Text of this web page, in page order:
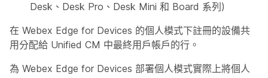
Desk、Desk Pro、Desk Mini 和 Board 系列)
在 Webex Edge for Devices 的個人模式下註冊的設備共
用分配給 Unified CM 中最終用戶帳戶的行。
為 Webex Edge for Devices 部署個人模式實際上將個人